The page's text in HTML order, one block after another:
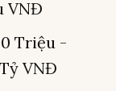
VNĐ
Triệu -
Tỷ VNĐ